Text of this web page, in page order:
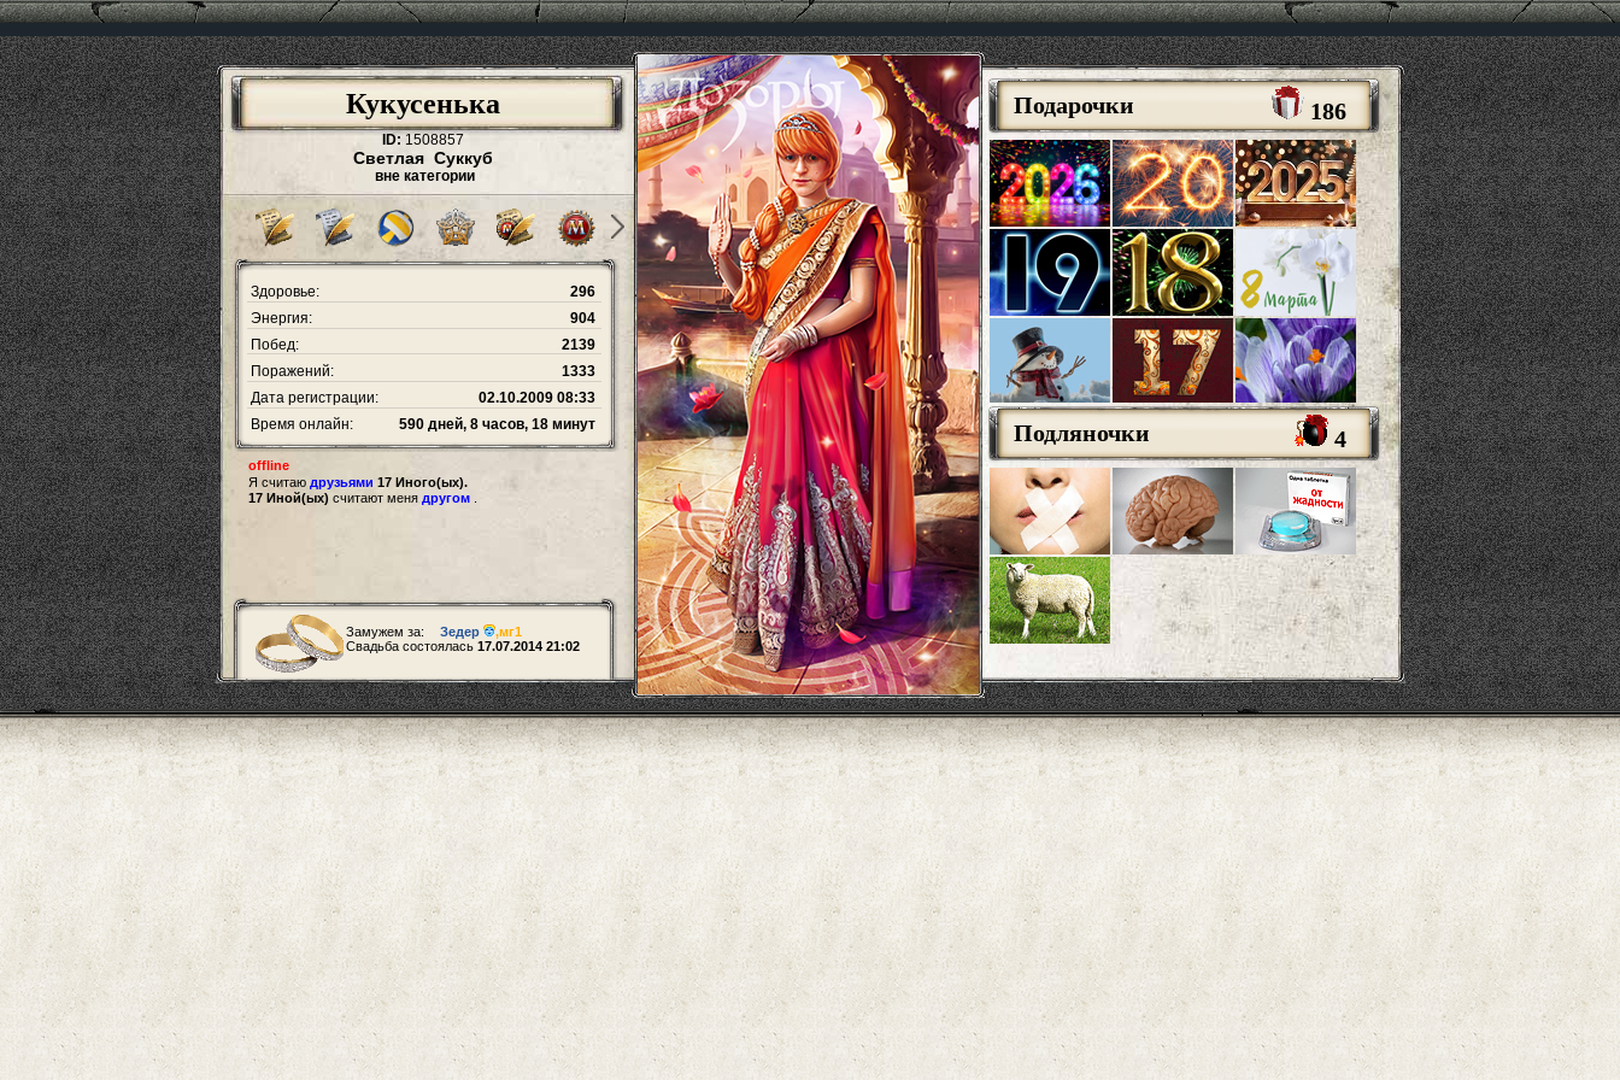
Кукусенька
ID: 1508857
Светлая Суккуб
вне категории
Здоровье:
296
Энергия:
904
Побед:
2139
Поражений:
1333
Дата регистрации:
02.10.2009 08:33
Время онлайн:
590 дней, 8 часов, 18 минут
offline
Я считаю друзьями 17 Иного(ых).
17 Иной(ых) считают меня другом
Замужем за: Зедер ,мг1
Свадьба состоялась 17.07.2014 21:02
Подарочки 186
Подляночки 4